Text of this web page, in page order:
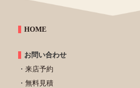
HOME
お問い合わせ
来店予約
無料見積